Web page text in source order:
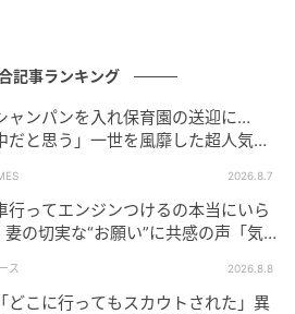
た怖美だが…
記事ランキング
ャンパンを入れ保育園の送迎に…
だと思う」一世を風靡した超人気タ
2026.8.7
行ってエンジンつけるの本当にいら
の切実な“お願い”に共感の声「気
ス 2026.8.8
どこに行ってもスカウトされた」異